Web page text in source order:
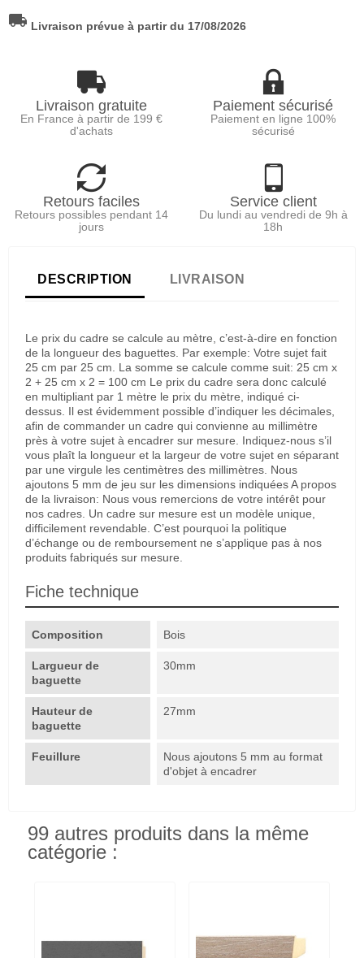
local_shipping Livraison prévue à partir du 17/08/2026
Livraison gratuite
En France à partir de 199 €
d'achats
Paiement sécurisé
Paiement en ligne 100%
sécurisé
Retours faciles
Retours possibles pendant 14
jours
Service client
Du lundi au vendredi de 9h à
18h
DESCRIPTION LIVRAISON
Le prix du cadre se calcule au mètre, c’est-à-dire en fonction
de la longueur des baguettes. Par exemple: Votre sujet fait
25 cm par 25 cm. La somme se calcule comme suit: 25 cm x
2 + 25 cm x 2 = 100 cm Le prix du cadre sera donc calculé
en multipliant par 1 mètre le prix du mètre, indiqué ci-
dessus. Il est évidemment possible d’indiquer les décimales,
afin de commander un cadre qui convienne au millimètre
près à votre sujet à encadrer sur mesure. Indiquez-nous s’il
vous plaît la longueur et la largeur de votre sujet en séparant
par une virgule les centimètres des millimètres. Nous
ajoutons 5 mm de jeu sur les dimensions indiquées A propos
de la livraison: Nous vous remercions de votre intérêt pour
nos cadres. Un cadre sur mesure est un modèle unique,
difficilement revendable. C’est pourquoi la politique
d’échange ou de remboursement ne s’applique pas à nos
produits fabriqués sur mesure.
Fiche technique
Composition Bois
Largueur de
baguette
30mm
Hauteur de
baguette
27mm
Feuillure
Nous ajoutons 5 mm au format
d'objet à encadrer
99 autres produits dans la même
catégorie :